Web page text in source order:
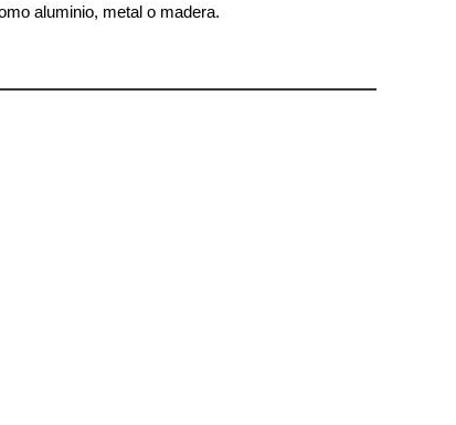
aluminio, metal o madera.